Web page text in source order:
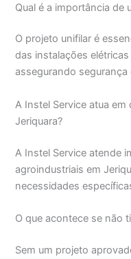
Qual é a importância de
O projeto unifilar é
das instalações
assegurando segurança
A Instel Service atua
Jeriquara?
A Instel Service atende
agroindustriais em
necessidades
O que acontece se não
Sem um projeto